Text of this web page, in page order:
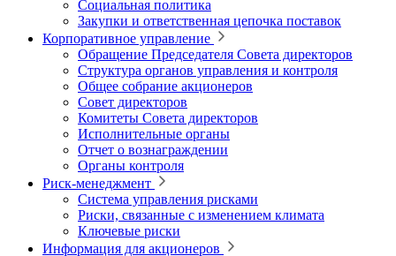
Социальная политика
Закупки и ответственная цепочка поставок
Корпоративное управление
Обращение Председателя Совета директоров
Структура органов управления и контроля
Общее собрание акционеров
Совет директоров
Комитеты Совета директоров
Исполнительные органы
Отчет о вознаграждении
Органы контроля
Риск-менеджмент
Система управления рисками
Риски, связанные с изменением климата
Ключевые риски
Информация для акционеров